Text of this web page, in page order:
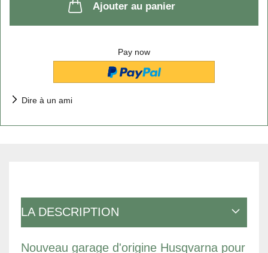
Ajouter au panier
Pay now
Dire à un ami
LA DESCRIPTION
Nouveau garage d'origine Husqvarna pour